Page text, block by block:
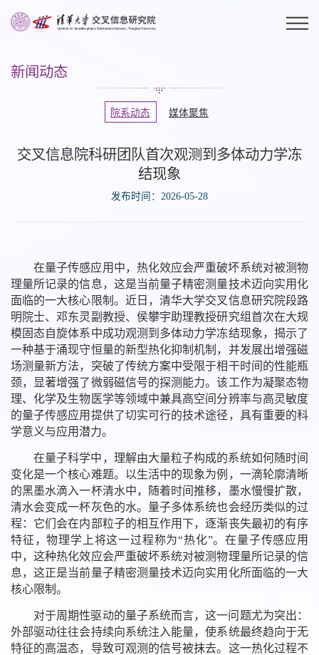
新闻动态
院系动态 媒体聚焦
交叉信息院科研团队首次观测到多体动力学冻
结现象
发布时间：2026-05-28
在量子传感应用中，热化效应会严重破坏系统对被测物
理量所记录的信息，这是当前量子精密测量技术迈向实用化
面临的一大核心限制。近日，清华大学交叉信息研究院段路
明院士、邓东灵副教授、侯攀宇助理教授研究组首次在大规
模固态自旋体系中成功观测到多体动力学冻结现象，揭示了
一种基于涌现守恒量的新型热化抑制机制，并发展出增强磁
场测量新方法，突破了传统方案中受限于相干时间的性能瓶
颈，显著增强了微弱磁信号的探测能力。该工作为凝聚态物
理、化学及生物医学等领域中兼具高空间分辨率与高灵敏度
的量子传感应用提供了切实可行的技术途径，具有重要的科
学意义与应用潜力。
在量子科学中，理解由大量粒子构成的系统如何随时间
变化是一个核心难题。以生活中的现象为例，一滴轮廓清晰
的黑墨水滴入一杯清水中，随着时间推移，墨水慢慢扩散，
清水会变成一杯灰色的水。量子多体系统也会经历类似的过
程：它们会在内部粒子的相互作用下，逐渐丧失最初的有序
特征，物理学上将这一过程称为“热化”。在量子传感应用
中，这种热化效应会严重破坏系统对被测物理量所记录的信
息，这正是当前量子精密测量技术迈向实用化所面临的一大
核心限制。
对于周期性驱动的量子系统而言，这一问题尤为突出：
外部驱动往往会持续向系统注入能量，使系统最终趋向于无
特征的高温态，导致可观测的信号被抹去。这一热化过程不